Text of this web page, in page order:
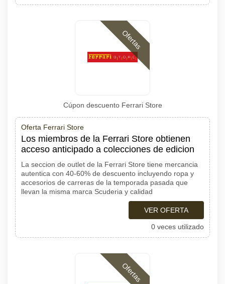
Ofertas
Cúpon descuento Ferrari Store
Oferta Ferrari Store
Los miembros de la Ferrari Store obtienen
acceso anticipado a colecciones de edicion
La seccion de outlet de la Ferrari Store tiene mercancia
autentica con 40-60% de descuento incluyendo ropa y
accesorios de carreras de la temporada pasada que
llevan la misma marca Scuderia y calidad
VER OFERTA
0 veces utilizado
Ofertas